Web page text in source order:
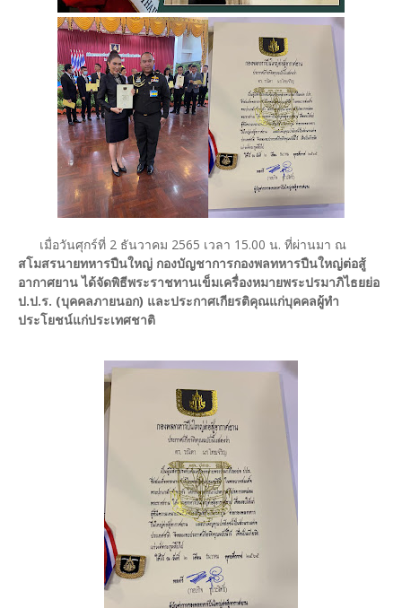
เมื่อวันศุกร์ที่ 2 ธันวาคม 2565 เวลา 15.00 น. ที่ผ่านมา ณ
สโมสรนายทหารปืนใหญ่ กองบัญชาการกองพลทหารปืนใหญ่ต่อสู้
อากาศยาน ได้จัดพิธีพระราชทานเข็มเครื่องหมายพระปรมาภิไธยย่อ
ป.ป.ร. (บุคคลภายนอก) และประกาศเกียรติคุณแก่บุคคลผู้ทำ
ประโยชน์แก่ประเทศชาติ